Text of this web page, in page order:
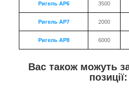
Ригель АР6 3500
Ригель АР7 2000
Ригель АР8 6000
Вас також можуть
позиції: